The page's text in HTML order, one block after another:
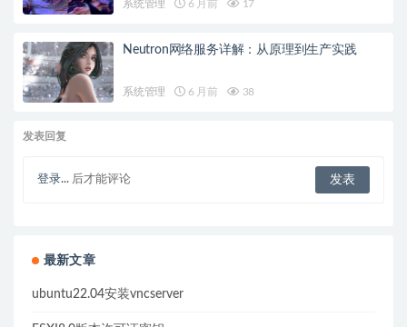
系统管理 6 月前 17
Neutron网络服务详解：从原理到生产实践
系统管理 6 月前 38
发表回复
登录... 后才能评论
最新文章
ubuntu22.04安装vncserver